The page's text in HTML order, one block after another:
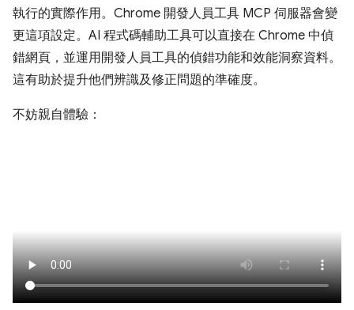
執行的實際作用。Chrome 開發人員工具 MCP 伺服器會變
更這項設定。AI 程式碼輔助工具可以直接在 Chrome 中偵
錯網頁，並運用開發人員工具的偵錯功能和效能洞察資料。
這有助於提升他們辨識及修正問題的準確度。
不妨親自體驗：